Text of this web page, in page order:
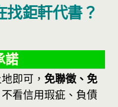
鉅軒代書？
諾
即可， 免聯徵、免
不看信用瑕疵、負債